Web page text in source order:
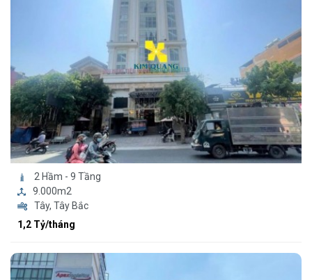
2 Hầm - 9 Tầng
9.000m2
Tây, Tây Bắc
1,2 Tỷ/tháng